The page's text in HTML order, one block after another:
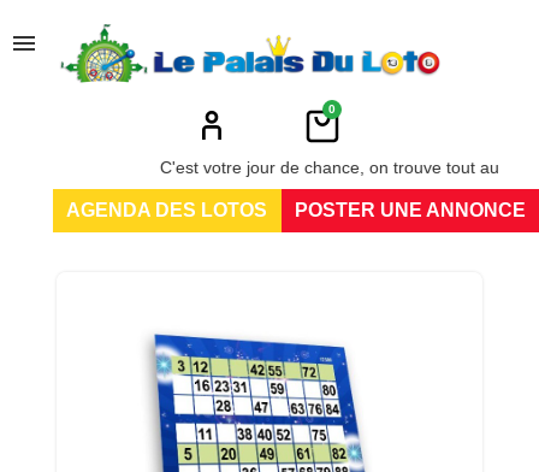
0
AGENDA DES LOTOS POSTER UNE ANNONCE
C'est votre jour de chance, on trouve tout au Palais
menu